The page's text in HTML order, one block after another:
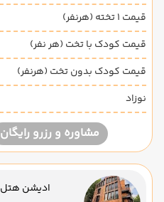
قیمت 1 تخته (هرنفر)
قیمت کودک با تخت (هر نفر)
قیمت کودک بدون تخت (هرنفر)
نوزاد
مشاوره و رزرو رایگان
ادیشن هتل